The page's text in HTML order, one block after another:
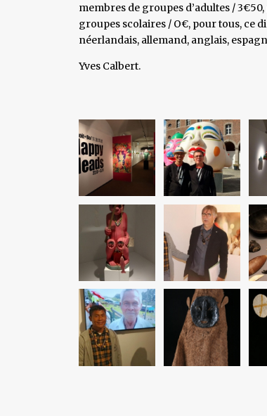
membres de groupes d’adultes /
groupes scolaires / O€, pour tous, ce
néerlandais, allemand, anglais,
Yves Calbert.